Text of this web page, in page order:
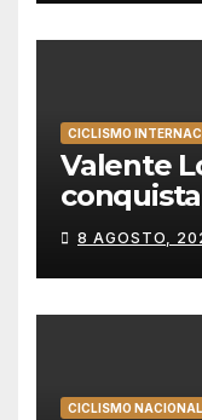
CICLISMO
Valente
Christian
líder da
8 AGOSTO,
CICLISMO NACIONAL